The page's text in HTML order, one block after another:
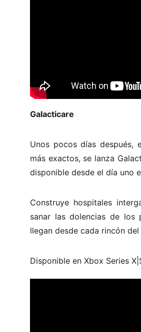
Galacticare
Unos pocos días después,
más exactos, se lanza
disponible desde el día uno
Construye hospitales
sanar las dolencias de los
llegan desde cada rincón del
Disponible en Xbox Series